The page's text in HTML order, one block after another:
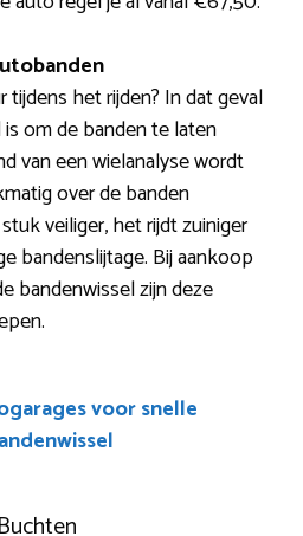
het rijden? In dat geval
om de banden te laten
van een wielanalyse wordt
over de banden
veiliger, het rijdt zuiniger
bandenslijtage. Bij aankoop
bandenwissel zijn deze
voor snelle